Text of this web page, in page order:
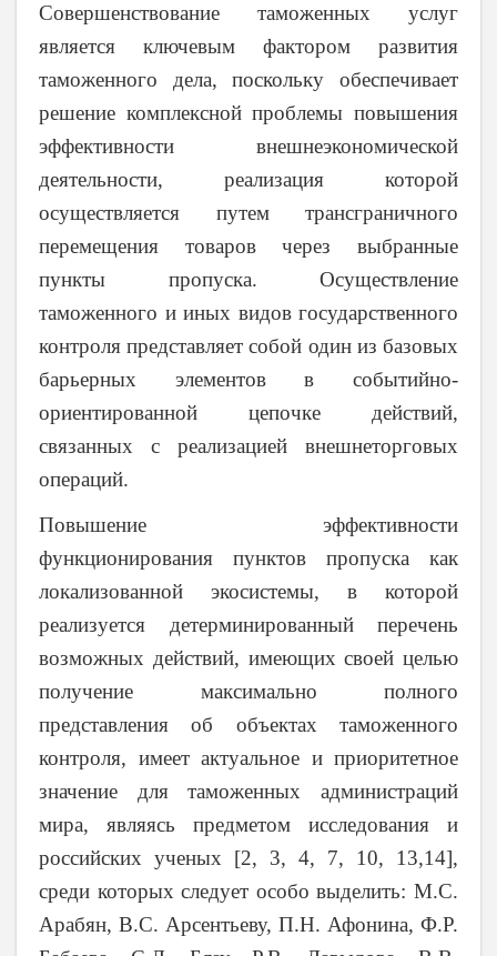
Совершенствование таможенных услуг
является ключевым фактором развития
таможенного дела, поскольку обеспечивает
решение комплексной проблемы повышения
эффективности внешнеэкономической
деятельности, реализация которой
осуществляется путем трансграничного
перемещения товаров через выбранные
пункты пропуска. Осуществление
таможенного и иных видов государственного
контроля представляет собой один из базовых
барьерных элементов в событийно-
ориентированной цепочке действий,
связанных с реализацией внешнеторговых
операций.
Повышение эффективности
функционирования пунктов пропуска как
локализованной экосистемы, в которой
реализуется детерминированный перечень
возможных действий, имеющих своей целью
получение максимально полного
представления об объектах таможенного
контроля, имеет актуальное и приоритетное
значение для таможенных администраций
мира, являясь предметом исследования и
российских ученых [2, 3, 4, 7, 10, 13,14],
среди которых следует особо выделить: М.С.
Арабян, В.С. Арсентьеву, П.Н. Афонина, Ф.Р.